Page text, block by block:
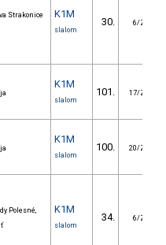
Strakonice
K1M
slalom
30. 6/ZS
K1M
slalom
101. 17/ZS
K1M
slalom
100. 20/ZS
Polesné,
K1M
slalom
34. 6/ZS